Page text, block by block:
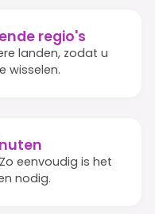
regio's
landen, zodat u
wisselen.
eenvoudig is het
nodig.